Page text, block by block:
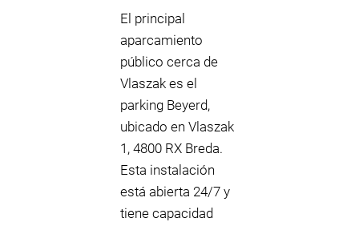
El principal
aparcamiento
público cerca de
Vlaszak es el
parking Beyerd,
ubicado en Vlaszak
1, 4800 RX Breda.
Esta instalación
está abierta 24/7 y
tiene capacidad